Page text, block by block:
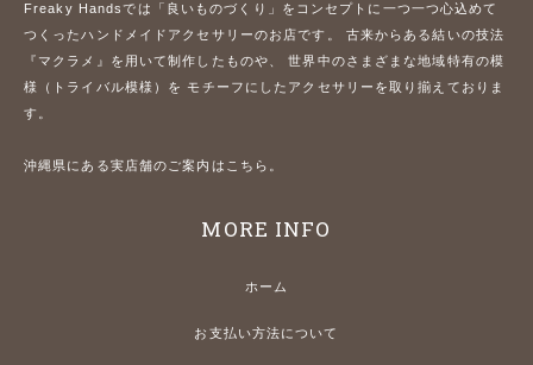
Freaky Handsでは「良いものづくり」をコンセプトに一つ一つ心込めて
つくったハンドメイドアクセサリーのお店です。 古来からある結いの技法
『マクラメ』を用いて制作したものや、 世界中のさまざまな地域特有の模
様（トライバル模様）を モチーフにしたアクセサリーを取り揃えておりま
す。
沖縄県にある実店舗のご案内はこちら。
MORE INFO
ホーム
お支払い方法について